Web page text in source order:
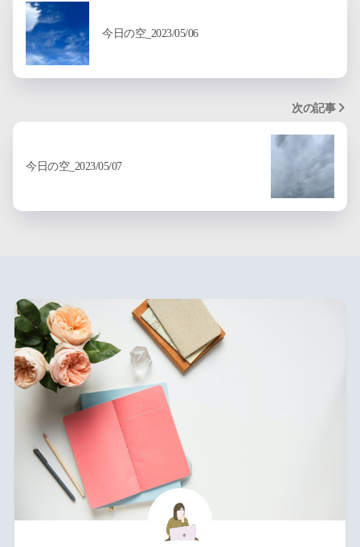
今日の空_2023/05/06
次の記事
今日の空_2023/05/07